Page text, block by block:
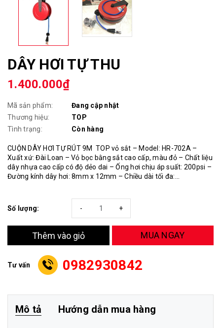
DÂY HƠI TỰ THU
1.400.000₫
Mã sản phẩm:
Đang cập nhật
Thương hiệu:
TOP
Tình trạng:
Còn hàng
CUỘN DÂY HƠI TỰ RÚT 9M TOP vỏ sắt – Model: HR-702A –
Xuất xứ: Đài Loan – Vỏ bọc bằng sắt cao cấp, màu đỏ – Chất liệu
dây nhựa cao cấp có độ dẻo dai – Ống hơi chịu áp suất: 200psi –
Đường kính dây hơi: 8mm x 12mm – Chiều dài tối đa:...
Số lượng: +
-
Thêm vào giỏ MUA NGAY
Tư vấn 0982930842
Mô tả Hướng dẫn mua hàng